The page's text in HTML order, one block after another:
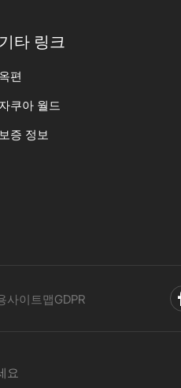
기타 링크
옥편
자쿠아 월드
보증 정보
사이트맵GDPR
요